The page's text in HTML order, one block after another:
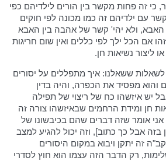
כי זה פחות מקשר בין הורים לילדיהם כפי
עם ילדיהם זה כמו מכונה לפי חוקים
האבא, ולא יהי' קשר של אהבה בין האבא
אם הכל ילך לפי כללים ואין שום חריגות
ליצור נשיאות חן.
ששאלנו: איך מתפללים על יסורים
והוא מפסיד את הכפרה, והיה בדין
יש איזשהו כח של ריצוי של תפילה
חן ומידת הרחמים שבאיזשהו צורה זה
אומר שזה דברים שהם בכיבשונו של
בזה אבל כך כתוב], וזה יכול להגיע למצב
זה יתקן ויבוא במקום היסורים
רק הדבר הזה עצמו הוא חוץ לסדרי